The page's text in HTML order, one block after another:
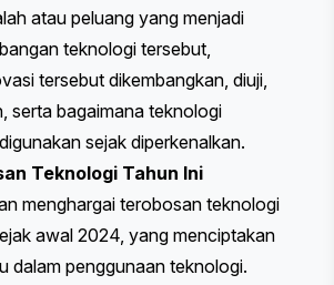
atau peluang yang menjadi
teknologi tersebut,
tersebut dikembangkan, diuji,
serta bagaimana teknologi
sejak diperkenalkan.
Teknologi Tahun Ini
menghargai terobosan teknologi
awal 2024, yang menciptakan
dalam penggunaan teknologi.